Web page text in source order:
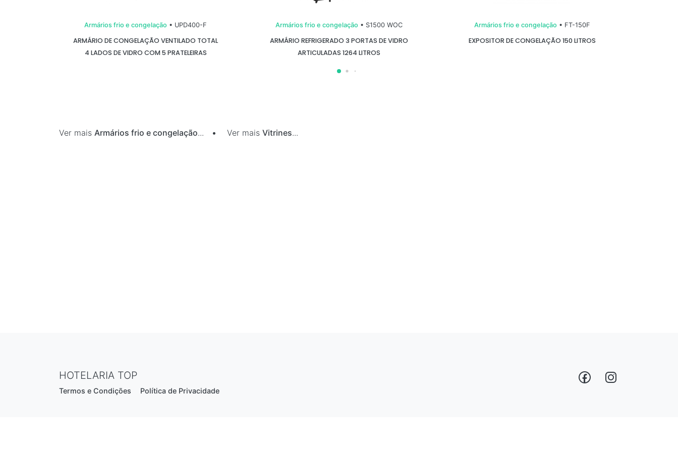
Armários frio e congelação • UPD400-F
ARMÁRIO DE CONGELAÇÃO VENTILADO TOTAL
4 LADOS DE VIDRO COM 5 PRATELEIRAS
Armários frio e congelação • S1500 WOC
ARMÁRIO REFRIGERADO 3 PORTAS DE VIDRO
ARTICULADAS 1264 LITROS
Armários frio e congelação • FT-150F
EXPOSITOR DE CONGELAÇÃO 150 LITROS
Ver mais Armários frio e congelação... • Ver mais Vitrines...
HOTELARIA TOP
Termos e Condições Política de Privacidade